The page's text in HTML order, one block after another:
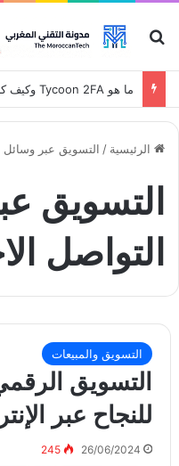
بحث عن
ما هو Tycoon 2FA وكيف كان يستعمل في الهجمات
الرئيسية / التسويق عبر وسائل
التسويق
التواصل
التسويق والمبيعات
التسويق
للنجاح عبر
26/06/2024
245